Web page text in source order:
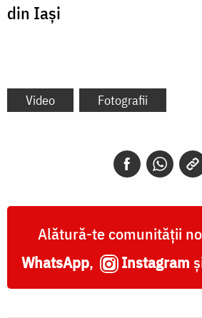
din Iaşi
Video Fotografii
Alătură-te comunității
WhatsApp, Instagram